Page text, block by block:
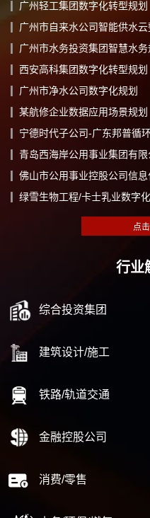
广州轻工集团数字化转型规划
广州市自来水公司智能供水
广州市水务投资集团智慧水务
西安高科集团数字化转型规划
广州市净水公司数字化规划
某航修企业数据应用场景规划
宁德时代子公司-广东邦普循
青岛西海岸公用事业集团有限
佛山市公用事业控股公司信息
绿雪生物工程/卡士乳业数字
行业
综合投资集团
建筑设计/施工
铁路/轨道交通
金融控股公司
消费/零售